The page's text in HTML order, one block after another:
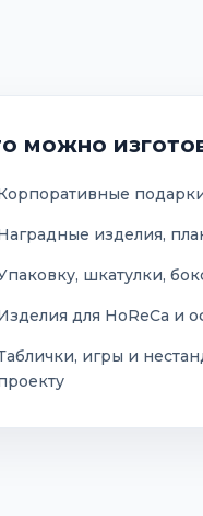
можно
изделия,
шкатулки,
для HoReCa и
игры и